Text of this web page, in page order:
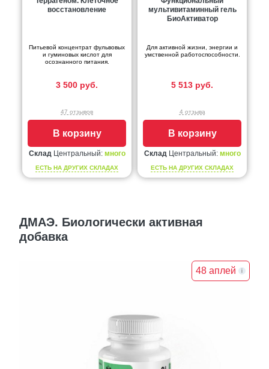
восстановление
Питьевой концентрат фульвовых
и гуминовых кислот для
осознанного питания.
3 500 руб.
47 отзывов
В корзину
СкладЦентральный: много
ЕСТЬ НА ДРУГИХ СКЛАДАХ
мультивитаминный гель
БиоАктиватор
Для активной жизни, энергии и
умственной работоспособности.
5 513 руб.
4 отзыва
В корзину
СкладЦентральный: много
ЕСТЬ НА ДРУГИХ СКЛАДАХ
ДМАЭ. Биологически активная
добавка
48 аплей